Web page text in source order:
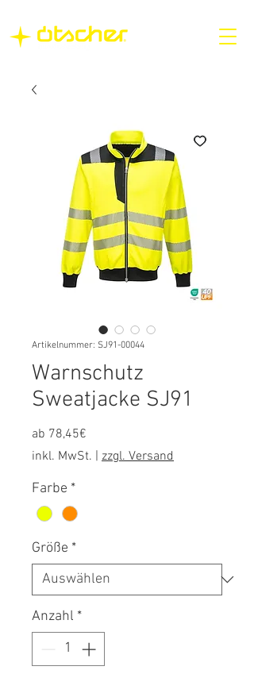
Artikelnummer: SJ91-00044
Warnschutz
Sweatjacke SJ91
ab 78,45€
Preis
inkl. MwSt. zzgl. Versand
Farbe *
Größe *
Anzahl *